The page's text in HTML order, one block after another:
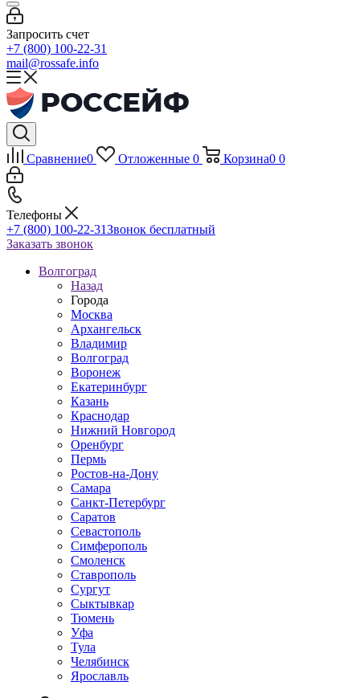
Запросить счет
+7 (800) 100-22-31
mail@rossafe.info
Сравнение0 Отложенные 0 Корзина0 0
Телефоны
+7 (800) 100-22-31Звонок бесплатный
Заказать звонок
Волгоград
Назад
Города
Москва
Архангельск
Владимир
Волгоград
Воронеж
Екатеринбург
Казань
Краснодар
Нижний Новгород
Оренбург
Пермь
Ростов-на-Дону
Самара
Санкт-Петербург
Саратов
Севастополь
Симферополь
Смоленск
Ставрополь
Сургут
Сыктывкар
Тюмень
Уфа
Тула
Челябинск
Ярославль